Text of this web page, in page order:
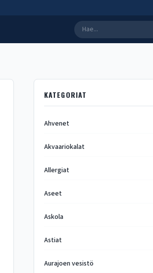
KATEGORIAT
Ahvenet
Akvaariokalat
Allergiat
Aseet
Askola
Astiat
Aurajoen vesistö